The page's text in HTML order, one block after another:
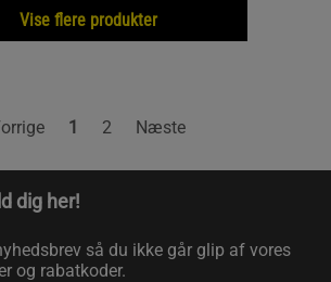
Vise flere produkter
1 2 Næste
dig her!
så du ikke går glip af vores
og rabatkoder.